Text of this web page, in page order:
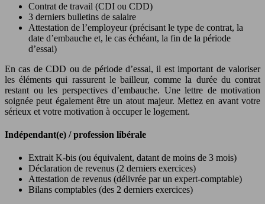
Contrat de travail (CDI ou CDD)
3 derniers bulletins de salaire
Attestation de l’employeur (précisant le type de contrat, la
date d’embauche et, le cas échéant, la fin de la période
d’essai)
En cas de CDD ou de période d’essai, il est important de valoriser
les éléments qui rassurent le bailleur, comme la durée du contrat
restant ou les perspectives d’embauche. Une lettre de motivation
soignée peut également être un atout majeur. Mettez en avant votre
sérieux et votre motivation à occuper le logement.
Indépendant(e) / profession libérale
Extrait K-bis (ou équivalent, datant de moins de 3 mois)
Déclaration de revenus (2 derniers exercices)
Attestation de revenus (délivrée par un expert-comptable)
Bilans comptables (des 2 derniers exercices)